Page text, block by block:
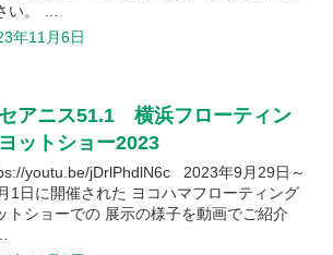
の
マリーナオーナー様
専用ログイン
い。 …
年11月6日
アニス51.1 横浜フローティン
ットショー2023
youtu.be/jDrlPhdlN6c 2023年9月29日～
1日に開催された ヨコハマフローティング
トショーでの 展示の様子を動画でご紹介